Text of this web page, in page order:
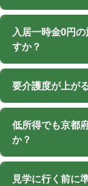
入居一時金0円
すか？
要介護度が上が
低所得でも京都
か？
見学に行く前に